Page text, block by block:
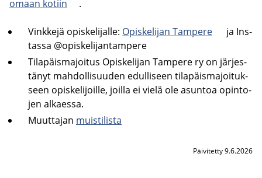
omaan ko­tiin
.
Vink­ke­jä opis­ke­li­jal­le: Opis­ke­li­jan Tam­pe­re
ja Ins­
tas­sa @opis­ke­li­jan­tam­pe­re
Ti­la­päis­ma­joi­tus Opis­ke­li­jan Tam­pe­re ry on jär­jes­
tä­nyt mah­dol­li­suu­den edul­li­seen ti­la­päis­ma­joi­tuk­
seen opis­ke­li­joil­le, joil­la ei vielä ole asun­toa opin­to­
jen al­kaes­sa.
Muut­ta­jan muis­ti­lis­ta
Päivitetty 9.6.2026